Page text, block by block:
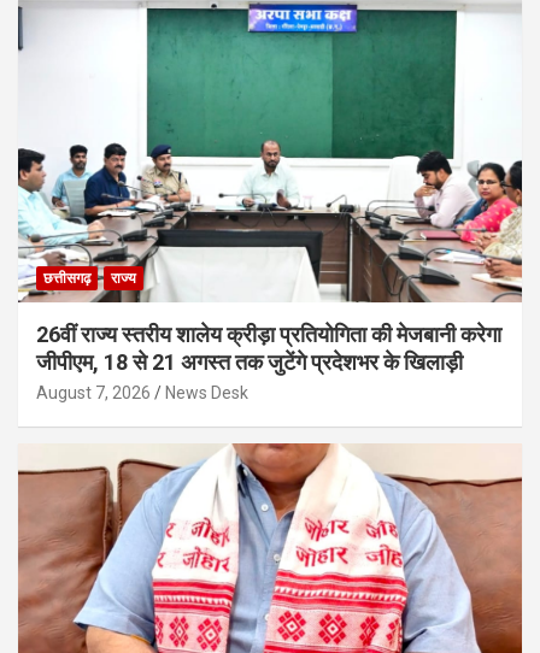
छत्तीसगढ़ राज्य
26वीं राज्य स्तरीय शालेय क्रीड़ा प्रतियोगिता की मेजबानी करेगा
जीपीएम, 18 से 21 अगस्त तक जुटेंगे प्रदेशभर के खिलाड़ी
August 7, 2026 News Desk